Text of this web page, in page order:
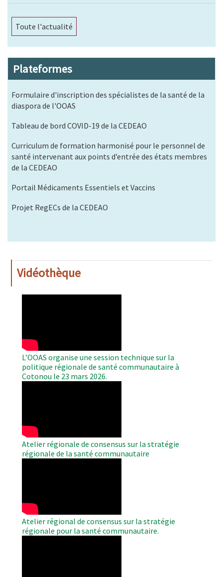
Toute l'actualité
Plateformes
Formulaire d'inscription des spécialistes de la santé de la
diaspora de l'OOAS
Tableau de bord COVID-19 de la CEDEAO
Curriculum de formation harmonisé pour le personnel de
santé intervenant aux points d’entrée des états membres
de la CEDEAO
Portail Médicaments Essentiels et Vaccins
Projet RegECs de la CEDEAO
Vidéothèque
L’OOAS organise une session technique sur la
politique régionale de santé communautaire à
Cotonou le 23 mars 2026.
Atelier régionale de consensus sur la stratégie
régionale de la santé communautaire
Atelier régional de consensus sur la stratégie
régionale pour la santé communautaire.